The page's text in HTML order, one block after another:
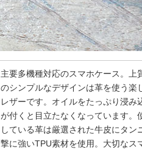
主要多機種対応のスマホケース。
のシンプルなデザインは革を使う楽
レザーです。オイルをたっぷり浸
が付くと目立たなくなっています。
している革は厳選された牛皮にタ
撃に強いTPU素材を使用。大切な